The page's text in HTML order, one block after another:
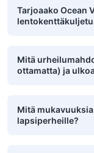
Tarjoaako Ocean
Mitä
ottamatta) ja
Mitä
lapsiperheille?